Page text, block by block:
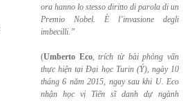
ora hanno lo stesso diritto di parola di un
Premio Nobel. È l’invasione degli
imbecilli.”
(Umberto Eco,trích từ bài phỏng vấn
thực hiện tại Đại học Turin (Ý), ngày 10
tháng 6 năm 2015, ngay sau khi U. Eco
nhận học vị Tiến sĩ danh dự ngành